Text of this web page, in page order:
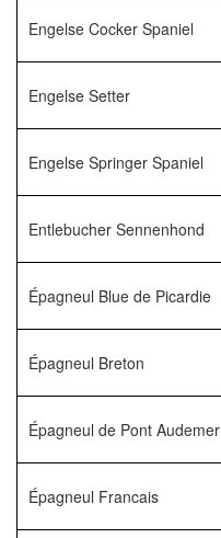
Engelse Cocker Spaniel
Engelse Setter
Engelse Springer Spaniel
Entlebucher Sennenhond
Épagneul Blue de Picardie
Épagneul Breton
Épagneul de Pont Audemer
Épagneul Francais